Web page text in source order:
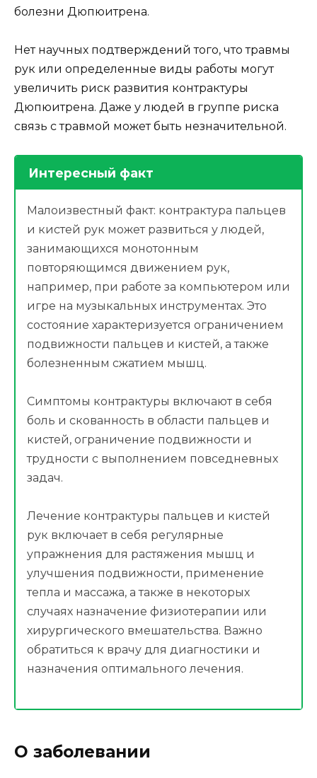
болезни Дюпюитрена.
Нет научных подтверждений того, что травмы
рук или определенные виды работы могут
увеличить риск развития контрактуры
Дюпюитрена. Даже у людей в группе риска
связь с травмой может быть незначительной.
Интересный факт
Малоизвестный факт: контрактура пальцев
и кистей рук может развиться у людей,
занимающихся монотонным
повторяющимся движением рук,
например, при работе за компьютером или
игре на музыкальных инструментах. Это
состояние характеризуется ограничением
подвижности пальцев и кистей, а также
болезненным сжатием мышц.
Симптомы контрактуры включают в себя
боль и скованность в области пальцев и
кистей, ограничение подвижности и
трудности с выполнением повседневных
задач.
Лечение контрактуры пальцев и кистей
рук включает в себя регулярные
упражнения для растяжения мышц и
улучшения подвижности, применение
тепла и массажа, а также в некоторых
случаях назначение физиотерапии или
хирургического вмешательства. Важно
обратиться к врачу для диагностики и
назначения оптимального лечения.
О заболевании